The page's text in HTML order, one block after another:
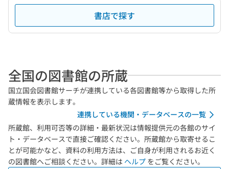
書店で探す
全国の図書館の所蔵
国立国会図書館サーチが連携している各図書館等から取得した所
蔵情報を表示します。
連携している機関・データベースの一覧
所蔵館、利用可否等の詳細・最新状況は情報提供元の各館のサイ
ト・データベースで直接ご確認ください。所蔵館から取寄せるこ
とが可能かなど、資料の利用方法は、ご自身が利用されるお近く
の図書館へご相談ください。詳細は ヘルプ をご覧ください。